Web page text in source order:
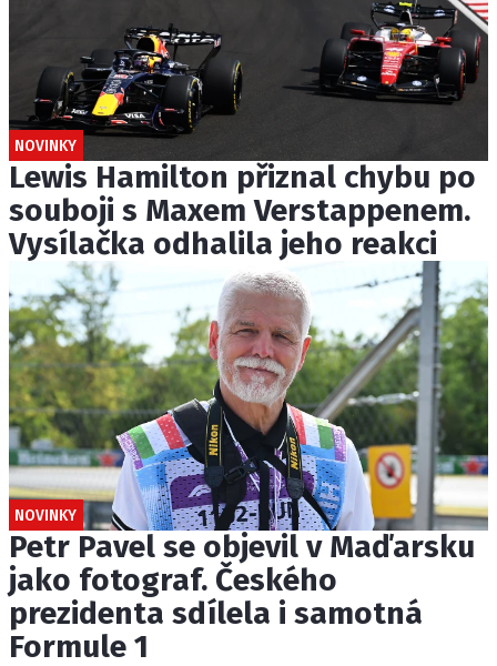
NOVINKY
Lewis Hamilton přiznal chybu po
souboji s Maxem Verstappenem.
Vysílačka odhalila jeho reakci
NOVINKY
Petr Pavel se objevil v Maďarsku
jako fotograf. Českého
prezidenta sdílela i samotná
Formule 1